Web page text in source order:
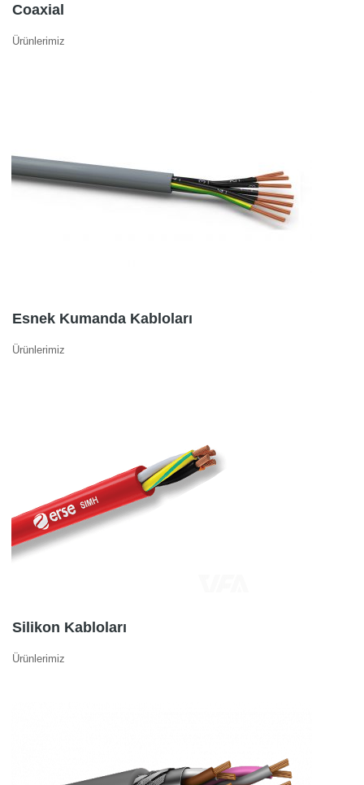
Coaxial
Ürünlerimiz
Esnek Kumanda Kabloları
Ürünlerimiz
Silikon Kabloları
Ürünlerimiz